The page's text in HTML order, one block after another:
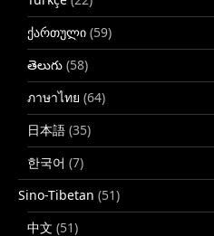
ქართული (59)
తెలుగు (58)
ภาษาไทย (64)
日本語 (35)
한국어 (7)
Sino-Tibetan (51)
中文 (51)